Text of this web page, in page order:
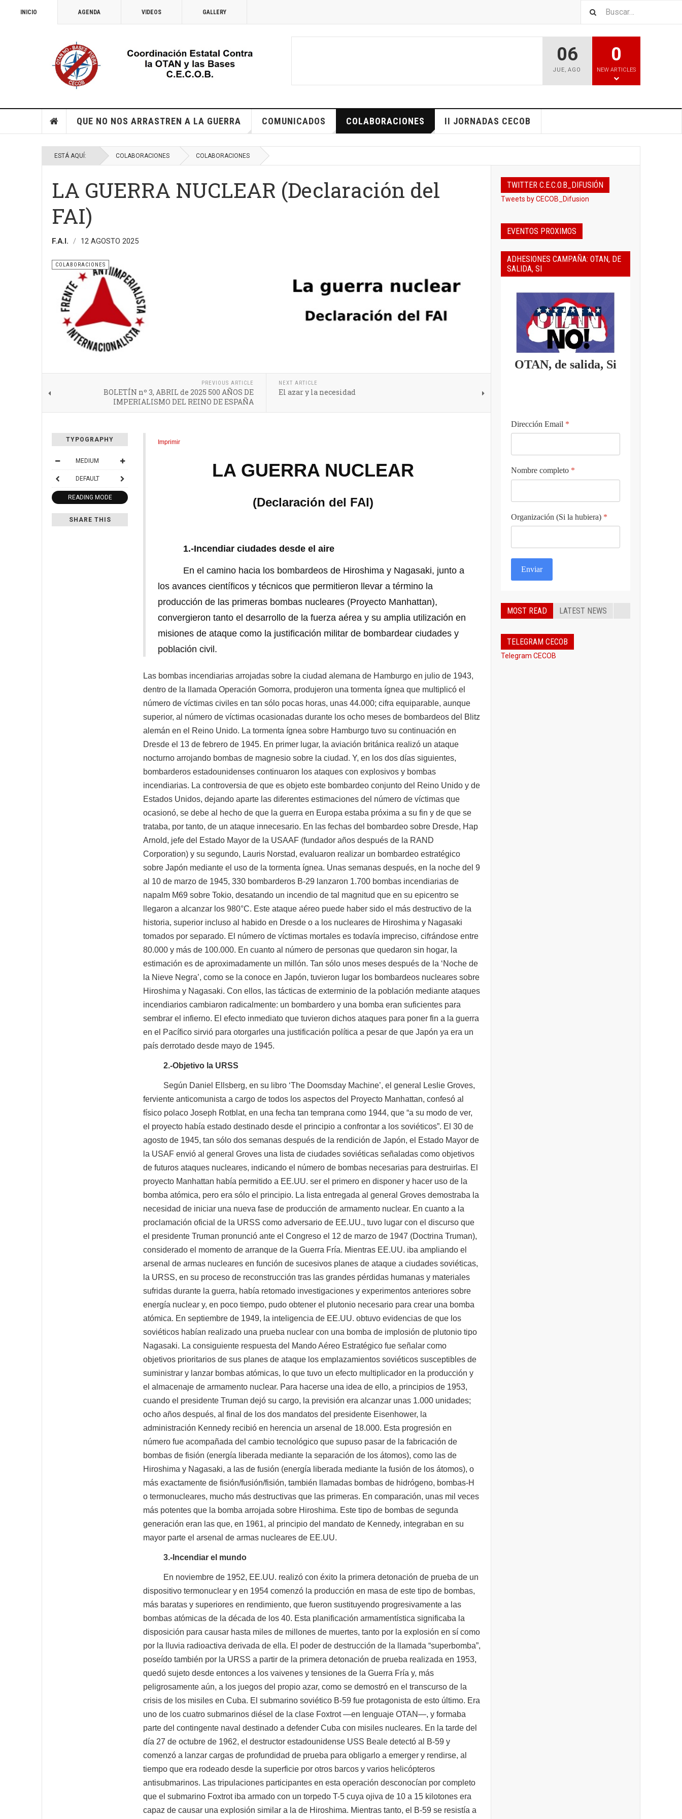
INICIO AGENDA VIDEOS GALLERY
06
JUE,AGO
0
NEW ARTICLES
QUE NO NOS ARRASTREN A LA GUERRA COMUNICADOS COLABORACIONES II JORNADAS CECOB
ESTÁ AQUÍ: COLABORACIONES COLABORACIONES
LA GUERRA NUCLEAR (Declaración del
FAI)
F.A.I. 12 AGOSTO 2025
COLABORACIONES
PREVIOUS ARTICLE
BOLETÍN nº 3, ABRIL de 2025 500 AÑOS DE
IMPERIALISMO DEL REINO DE ESPAÑA
NEXT ARTICLE
El azar y la necesidad
TYPOGRAPHY
MEDIUM
DEFAULT
READING MODE
SHARE THIS
Imprimir
LA GUERRA NUCLEAR
(Declaración del FAI)
1.-Incendiar ciudades desde el aire
En el camino hacia los bombardeos de Hiroshima y Nagasaki, junto a
los avances científicos y técnicos que permitieron llevar a término la
producción de las primeras bombas nucleares (Proyecto Manhattan),
convergieron tanto el desarrollo de la fuerza aérea y su amplia utilización en
misiones de ataque como la justificación militar de bombardear ciudades y
población civil.
Las bombas incendiarias arrojadas sobre la ciudad alemana de Hamburgo en julio de 1943,
dentro de la llamada Operación Gomorra, produjeron una tormenta ígnea que multiplicó el
número de víctimas civiles en tan sólo pocas horas, unas 44.000; cifra equiparable, aunque
superior, al número de víctimas ocasionadas durante los ocho meses de bombardeos del Blitz
alemán en el Reino Unido. La tormenta ígnea sobre Hamburgo tuvo su continuación en
Dresde el 13 de febrero de 1945. En primer lugar, la aviación británica realizó un ataque
nocturno arrojando bombas de magnesio sobre la ciudad. Y, en los dos días siguientes,
bombarderos estadounidenses continuaron los ataques con explosivos y bombas
incendiarias. La controversia de que es objeto este bombardeo conjunto del Reino Unido y de
Estados Unidos, dejando aparte las diferentes estimaciones del número de víctimas que
ocasionó, se debe al hecho de que la guerra en Europa estaba próxima a su fin y de que se
trataba, por tanto, de un ataque innecesario. En las fechas del bombardeo sobre Dresde, Hap
Arnold, jefe del Estado Mayor de la USAAF (fundador años después de la RAND
Corporation) y su segundo, Lauris Norstad, evaluaron realizar un bombardeo estratégico
sobre Japón mediante el uso de la tormenta ígnea. Unas semanas después, en la noche del 9
al 10 de marzo de 1945, 330 bombarderos B-29 lanzaron 1.700 bombas incendiarias de
napalm M69 sobre Tokio, desatando un incendio de tal magnitud que en su epicentro se
llegaron a alcanzar los 980°C. Este ataque aéreo puede haber sido el más destructivo de la
historia, superior incluso al habido en Dresde o a los nucleares de Hiroshima y Nagasaki
tomados por separado. El número de víctimas mortales es todavía impreciso, cifrándose entre
80.000 y más de 100.000. En cuanto al número de personas que quedaron sin hogar, la
estimación es de aproximadamente un millón. Tan sólo unos meses después de la ‘Noche de
la Nieve Negra’, como se la conoce en Japón, tuvieron lugar los bombardeos nucleares sobre
Hiroshima y Nagasaki. Con ellos, las tácticas de exterminio de la población mediante ataques
incendiarios cambiaron radicalmente: un bombardero y una bomba eran suficientes para
sembrar el infierno. El efecto inmediato que tuvieron dichos ataques para poner fin a la guerra
en el Pacífico sirvió para otorgarles una justificación política a pesar de que Japón ya era un
país derrotado desde mayo de 1945.
2.-Objetivo la URSS
Según Daniel Ellsberg, en su libro ‘The Doomsday Machine’, el general Leslie Groves,
ferviente anticomunista a cargo de todos los aspectos del Proyecto Manhattan, confesó al
físico polaco Joseph Rotblat, en una fecha tan temprana como 1944, que “a su modo de ver,
el proyecto había estado destinado desde el principio a confrontar a los soviéticos”. El 30 de
agosto de 1945, tan sólo dos semanas después de la rendición de Japón, el Estado Mayor de
la USAF envió al general Groves una lista de ciudades soviéticas señaladas como objetivos
de futuros ataques nucleares, indicando el número de bombas necesarias para destruirlas. El
proyecto Manhattan había permitido a EE.UU. ser el primero en disponer y hacer uso de la
bomba atómica, pero era sólo el principio. La lista entregada al general Groves demostraba la
necesidad de iniciar una nueva fase de producción de armamento nuclear. En cuanto a la
proclamación oficial de la URSS como adversario de EE.UU., tuvo lugar con el discurso que
el presidente Truman pronunció ante el Congreso el 12 de marzo de 1947 (Doctrina Truman),
considerado el momento de arranque de la Guerra Fría. Mientras EE.UU. iba ampliando el
arsenal de armas nucleares en función de sucesivos planes de ataque a ciudades soviéticas,
la URSS, en su proceso de reconstrucción tras las grandes pérdidas humanas y materiales
sufridas durante la guerra, había retomado investigaciones y experimentos anteriores sobre
energía nuclear y, en poco tiempo, pudo obtener el plutonio necesario para crear una bomba
atómica. En septiembre de 1949, la inteligencia de EE.UU. obtuvo evidencias de que los
soviéticos habían realizado una prueba nuclear con una bomba de implosión de plutonio tipo
Nagasaki. La consiguiente respuesta del Mando Aéreo Estratégico fue señalar como
objetivos prioritarios de sus planes de ataque los emplazamientos soviéticos susceptibles de
suministrar y lanzar bombas atómicas, lo que tuvo un efecto multiplicador en la producción y
el almacenaje de armamento nuclear. Para hacerse una idea de ello, a principios de 1953,
cuando el presidente Truman dejó su cargo, la previsión era alcanzar unas 1.000 unidades;
ocho años después, al final de los dos mandatos del presidente Eisenhower, la
administración Kennedy recibió en herencia un arsenal de 18.000. Esta progresión en
número fue acompañada del cambio tecnológico que supuso pasar de la fabricación de
bombas de fisión (energía liberada mediante la separación de los átomos), como las de
Hiroshima y Nagasaki, a las de fusión (energía liberada mediante la fusión de los átomos), o
más exactamente de fisión/fusión/fisión, también llamadas bombas de hidrógeno, bombas-H
o termonucleares, mucho más destructivas que las primeras. En comparación, unas mil veces
más potentes que la bomba arrojada sobre Hiroshima. Este tipo de bombas de segunda
generación eran las que, en 1961, al principio del mandato de Kennedy, integraban en su
mayor parte el arsenal de armas nucleares de EE.UU.
3.-Incendiar el mundo
En noviembre de 1952, EE.UU. realizó con éxito la primera detonación de prueba de un
dispositivo termonuclear y en 1954 comenzó la producción en masa de este tipo de bombas,
más baratas y superiores en rendimiento, que fueron sustituyendo progresivamente a las
bombas atómicas de la década de los 40. Esta planificación armamentística significaba la
disposición para causar hasta miles de millones de muertes, tanto por la explosión en sí como
por la lluvia radioactiva derivada de ella. El poder de destrucción de la llamada “superbomba”,
poseído también por la URSS a partir de la primera detonación de prueba realizada en 1953,
quedó sujeto desde entonces a los vaivenes y tensiones de la Guerra Fría y, más
peligrosamente aún, a los juegos del propio azar, como se demostró en el transcurso de la
crisis de los misiles en Cuba. El submarino soviético B-59 fue protagonista de esto último. Era
uno de los cuatro submarinos diésel de la clase Foxtrot —en lenguaje OTAN—, y formaba
parte del contingente naval destinado a defender Cuba con misiles nucleares. En la tarde del
día 27 de octubre de 1962, el destructor estadounidense USS Beale detectó al B-59 y
comenzó a lanzar cargas de profundidad de prueba para obligarlo a emerger y rendirse, al
tiempo que era rodeado desde la superficie por otros barcos y varios helicópteros
antisubmarinos. Las tripulaciones participantes en esta operación desconocían por completo
que el submarino Foxtrot iba armado con un torpedo T-5 cuya ojiva de 10 a 15 kilotones era
capaz de causar una explosión similar a la de Hiroshima. Mientras tanto, el B-59 se resistía a
TWITTER C.E.C.O.B_DIFUSIÓN
Tweets by CECOB_Difusion
EVENTOS PROXIMOS
ADHESIONES CAMPAÑA: OTAN, DE
SALIDA, SI
OTAN, de salida, Si
Dirección Email *
Nombre completo *
Organización (Si la hubiera) *
Enviar
MOST READ LATEST NEWS
TELEGRAM CECOB
Telegram CECOB